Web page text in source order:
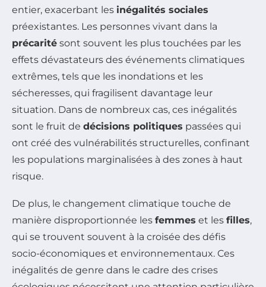
entier, exacerbant les inégalités sociales
préexistantes. Les personnes vivant dans la
précarité sont souvent les plus touchées par les
effets dévastateurs des événements climatiques
extrêmes, tels que les inondations et les
sécheresses, qui fragilisent davantage leur
situation. Dans de nombreux cas, ces inégalités
sont le fruit de décisions politiques passées qui
ont créé des vulnérabilités structurelles, confinant
les populations marginalisées à des zones à haut
risque.
De plus, le changement climatique touche de
manière disproportionnée les femmes et les filles,
qui se trouvent souvent à la croisée des défis
socio-économiques et environnementaux. Ces
inégalités de genre dans le cadre des crises